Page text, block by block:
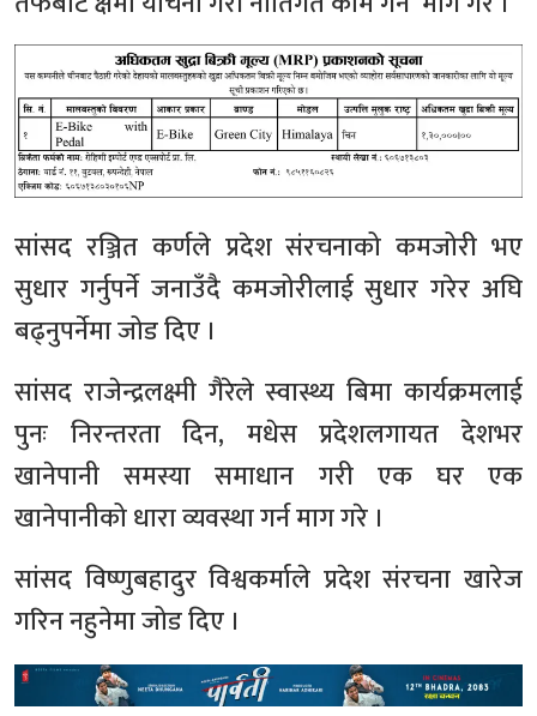
सांसद रञ्जित कर्णले प्रदेश संरचनाको कमजोरी भए
सुधार गर्नुपर्ने जनाउँदै कमजोरीलाई सुधार गरेर अघि
बढ्नुपर्नेमा जोड दिए ।
सांसद राजेन्द्रलक्ष्मी गैरेले स्वास्थ्य बिमा कार्यक्रमलाई
पुनः निरन्तरता दिन, मधेस प्रदेशलगायत देशभर
खानेपानी समस्या समाधान गरी एक घर एक
खानेपानीको धारा व्यवस्था गर्न माग गरे ।
सांसद विष्णुबहादुर विश्वकर्माले प्रदेश संरचना खारेज
गरिन नहुनेमा जोड दिए ।